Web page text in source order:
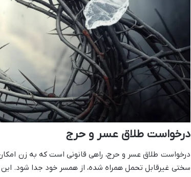
درخواست طلاق عسر و حرج
درخواست طلاق عسر و حرج، راهی قانونی است که به زن